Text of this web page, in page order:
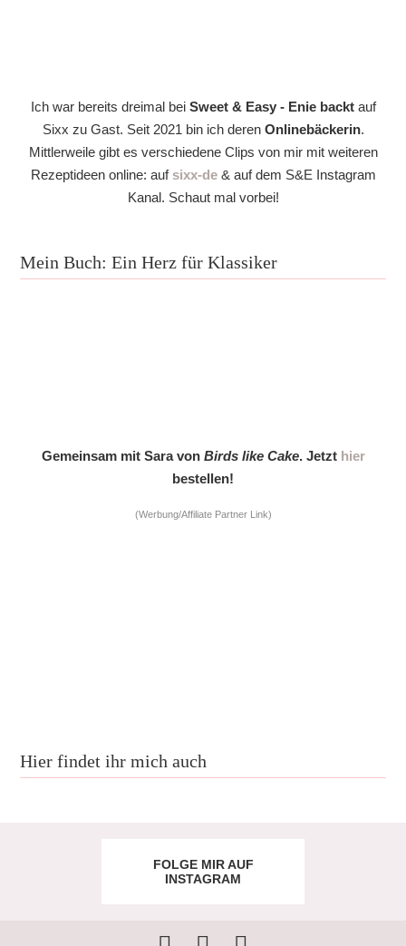
Ich war bereits dreimal bei Sweet & Easy - Enie backtauf
Sixx zu Gast. Seit 2021 bin ich deren Onlinebäckerin.
Mittlerweile gibt es verschiedene Clips von mir mit weiteren
Rezeptideen online: auf sixx-de& auf dem S&E Instagram
Kanal. Schaut mal vorbei!
Mein Buch: Ein Herz für Klassiker
Gemeinsam mit Sara von Birds like Cake. Jetzt hier
bestellen!
(Werbung/Affiliate Partner Link)
Hier findet ihr mich auch
FOLGE MIR AUF
INSTAGRAM